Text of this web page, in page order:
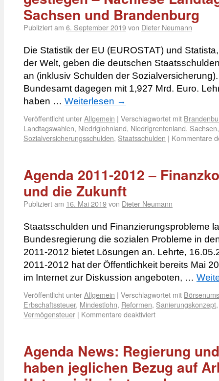
Sachsen und Brandenburg
Publiziert am 6. September 2019von Dieter Neumann
Die Statistik der EU (EUROSTAT) und
der Welt, geben die deutschen
an (inklusiv Schulden der
Bundesamt dagegen mit 1,927 Mrd. Euro.
haben … Weiterlesen →
Veröffentlicht unterAllgemein | Verschlagwortet mit
Landtagswahlen, Niedriglohnland, Niedrigrentenland, Sachsen
Sozialversicherungsschulden, Staatsschulden | Kommentare
Agenda 2011-2012 –
und die Zukunft
Publiziert am 16. Mai 2019von Dieter Neumann
Staatsschulden und Finanzierungsprobleme
Bundesregierung die sozialen Probleme in
2011-2012 bietet Lösungen an. Lehrte,
2011-2012 hat der Öffentlichkeit bereits Mai
im Internet zur Diskussion angeboten, …
Veröffentlicht unterAllgemein | Verschlagwortet mit
Erbschaftssteuer, Mindestlohn, Reformen, Sanierungskonzept
Vermögensteuer | Kommentare deaktiviert
Agenda News: Regierung
haben jeglichen Bezug auf